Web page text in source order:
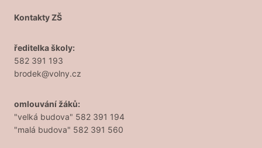
Kontakty ZŠ
ředitelka školy:
582 391 193
brodek@volny.cz
omlouvání žáků:
"velká budova" 582 391 194
"malá budova" 582 391 560